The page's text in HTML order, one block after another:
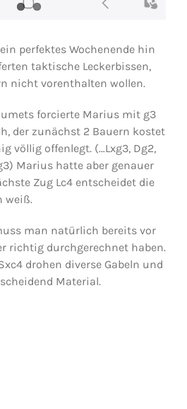
perfektes Wochenende hin
taktische Leckerbissen,
nicht vorenthalten wollen.
forcierte Marius mit g3
der zunächst 2 Bauern kostet
völlig offenlegt. (…Lxg3, Dg2,
Marius hatte aber genauer
Zug Lc4 entscheidet die
weiß.
man natürlich bereits vor
richtig durchgerechnet haben.
drohen diverse Gabeln und
Material.